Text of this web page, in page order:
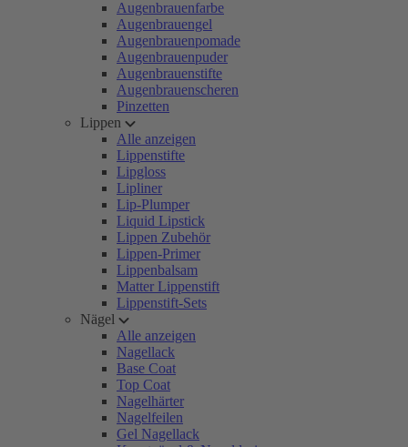
Augenbrauenfarbe
Augenbrauengel
Augenbrauenpomade
Augenbrauenpuder
Augenbrauenstifte
Augenbrauenscheren
Pinzetten
Lippen
Alle anzeigen
Lippenstifte
Lipgloss
Lipliner
Lip-Plumper
Liquid Lipstick
Lippen Zubehör
Lippen-Primer
Lippenbalsam
Matter Lippenstift
Lippenstift-Sets
Nägel
Alle anzeigen
Nagellack
Base Coat
Top Coat
Nagelhärter
Nagelfeilen
Gel Nagellack